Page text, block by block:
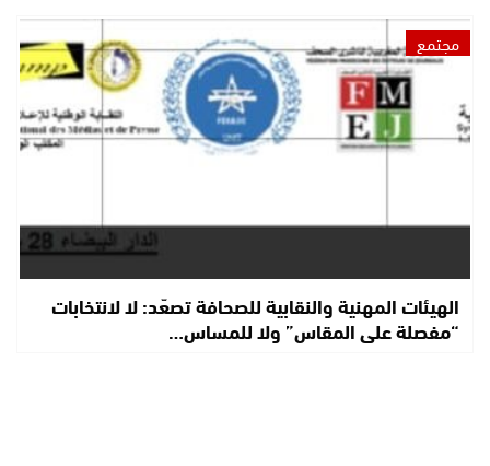
مجتمع
الهيئات المهنية والنقابية للصحافة تصعّد: لا لانتخابات
“مفصلة على المقاس” ولا للمساس…